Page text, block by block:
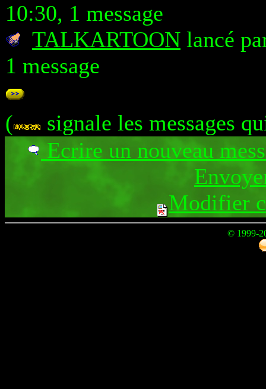
10:30, 1 message
TALKARTOON lancé
1 message
(
signale les messages
Ecrire un nouveau
Modifier
© 1999-